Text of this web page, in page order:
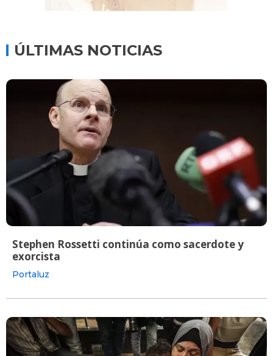
ÚLTIMAS NOTICIAS
Stephen Rossetti continúa como sacerdote y
exorcista
Portaluz